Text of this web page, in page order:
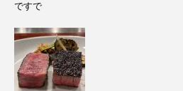
ですで